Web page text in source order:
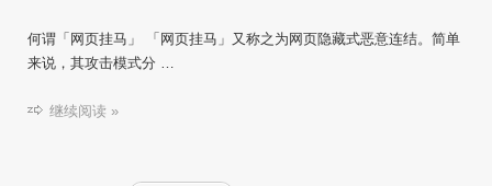
何谓「网页挂马」 「网页挂马」又称之为网页隐藏式恶意连结。简单
来说，其攻击模式分 …
继续阅读 »